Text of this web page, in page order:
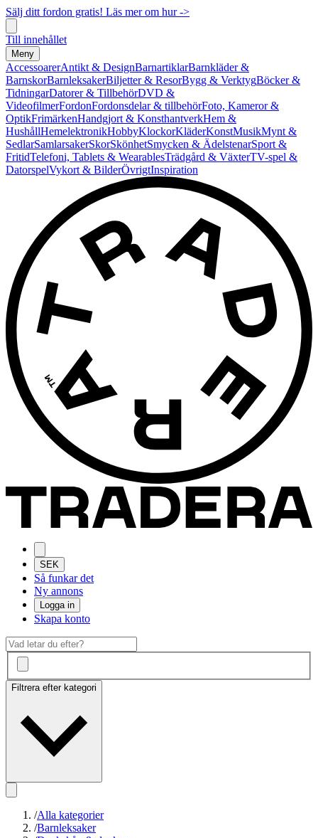
Sälj ditt fordon gratis! Läs mer om hur ->
Till innehållet
Meny
AccessoarerAntikt & DesignBarnartiklarBarnkläder &
BarnskorBarnleksakerBiljetter & ResorBygg & VerktygBöcker &
TidningarDatorer & TillbehörDVD &
VideofilmerFordonFordonsdelar & tillbehörFoto, Kameror &
OptikFrimärkenHandgjort & KonsthantverkHem &
HushållHemelektronikHobbyKlockorKläderKonstMusikMynt &
SedlarSamlarsakerSkorSkönhetSmycken & ÄdelstenarSport &
FritidTelefoni, Tablets & WearablesTrädgård & VäxterTV-spel &
DatorspelVykort & BilderÖvrigtInspiration
SEK
Så funkar det
Ny annons
Logga in
Skapa konto
Filtrera efter kategori
/Alla kategorier
/Barnleksaker